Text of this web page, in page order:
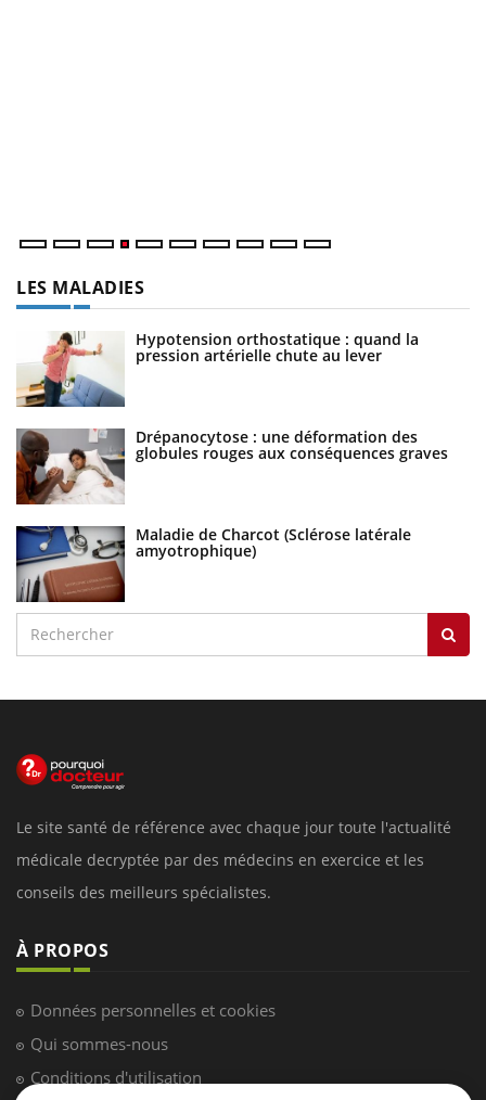
LES MALADIES
Hypotension orthostatique : quand la
pression artérielle chute au lever
Drépanocytose : une déformation des
globules rouges aux conséquences graves
Maladie de Charcot (Sclérose latérale
amyotrophique)
Le site santé de référence avec chaque jour toute l'actualité
médicale decryptée par des médecins en exercice et les
conseils des meilleurs spécialistes.
À PROPOS
Données personnelles et cookies
Qui sommes-nous
Conditions d'utilisation